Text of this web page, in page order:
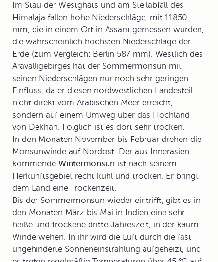
Im Stau der Westghats und am Steilabfall des
Himalaja fallen hohe Niederschläge, mit 11850
mm, die in einem Ort in Assam gemessen wurden,
die wahrscheinlich höchsten Niederschläge der
Erde (zum Vergleich: Berlin 587 mm). Westlich des
Aravalligebirges hat der Sommermonsun mit
seinen Niederschlägen nur noch sehr geringen
Einfluss, da er diesen nordwestlichen Landesteil
nicht direkt vom Arabischen Meer erreicht,
sondern auf einem Umweg über das Hochland
von Dekhan. Folglich ist es dort sehr trocken.
In den Monaten November bis Februar drehen die
Monsunwinde auf Nordost. Der aus Innerasien
kommende Wintermonsun ist nach seinem
Herkunftsgebiet recht kühl und trocken. Er bringt
dem Land eine Trockenzeit.
Bis der Sommermonsun wieder eintrifft, gibt es in
den Monaten März bis Mai in Indien eine sehr
heiße und trockene dritte Jahreszeit, in der kaum
Winde wehen. In ihr wird die Luft durch die fast
ungehinderte Sonneneinstrahlung aufgeheizt, und